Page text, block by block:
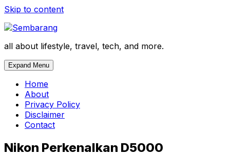
Skip to content
all about lifestyle, travel, tech, and more.
Expand Menu
Home
About
Privacy Policy
Disclaimer
Contact
Nikon Perkenalkan D5000